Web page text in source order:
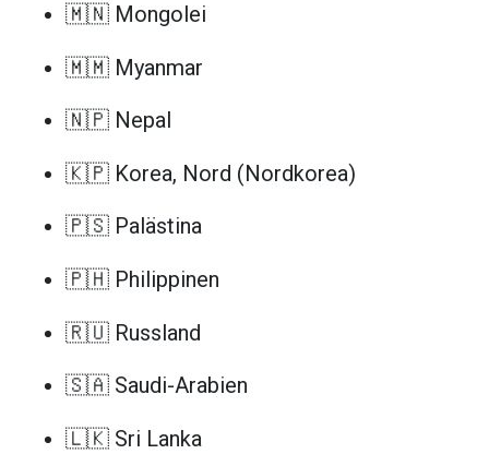
🇲🇳 Mongolei
🇲🇲 Myanmar
🇳🇵 Nepal
🇰🇵 Korea, Nord (Nordkorea)
🇵🇸 Palästina
🇵🇭 Philippinen
🇷🇺 Russland
🇸🇦 Saudi-Arabien
🇱🇰 Sri Lanka